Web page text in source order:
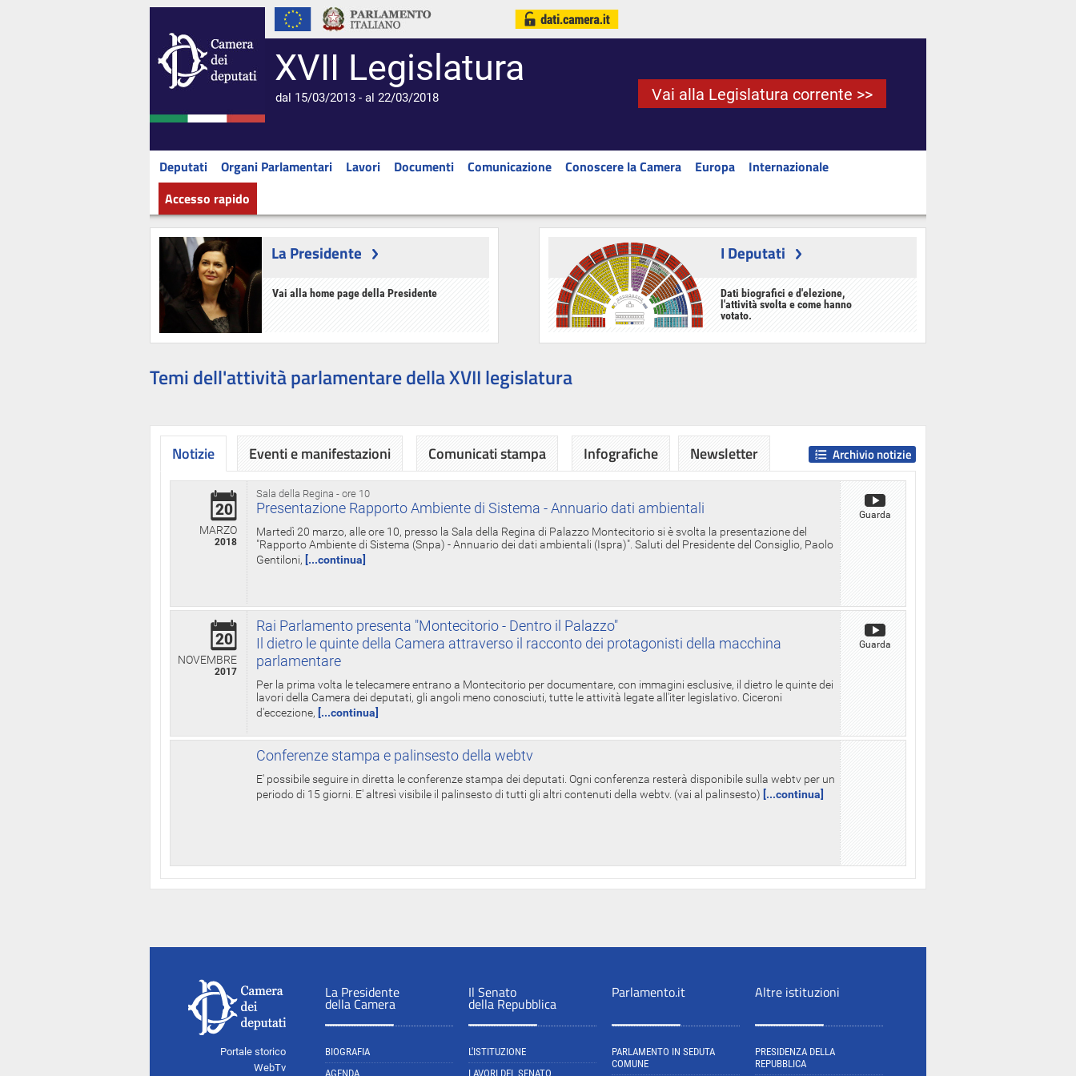
XVII Legislatura
dal 15/03/2013 - al 22/03/2018 Vai alla Legislatura corrente >>
Deputati Organi Parlamentari Lavori Documenti Comunicazione Conoscere la Camera Europa
Internazionale
Accesso rapido
La Presidente
Vai alla home page della Presidente
I Deputati
Dati biografici e d'elezione,
l'attività svolta e come hanno
votato.
Temi dell'attività parlamentare della XVII legislatura
Notizie
Sala della Regina - ore 10
20
MARZO
2018
Presentazione Rapporto Ambiente di Sistema - Annuario dati ambientali
Martedì 20 marzo, alle ore 10, presso la Sala della Regina di Palazzo Montecitorio si è svolta la presentazione del
"Rapporto Ambiente di Sistema (Snpa) - Annuario dei dati ambientali (Ispra)". Saluti del Presidente del Consiglio, Paolo
Gentiloni, [...continua]
Guarda
20
NOVEMBRE
2017
Rai Parlamento presenta "Montecitorio - Dentro il Palazzo"
Il dietro le quinte della Camera attraverso il racconto dei protagonisti della macchina
parlamentare
Per la prima volta le telecamere entrano a Montecitorio per documentare, con immagini esclusive, il dietro le quinte dei
lavori della Camera dei deputati, gli angoli meno conosciuti, tutte le attività legate all'iter legislativo. Ciceroni
d'eccezione, [...continua]
Guarda
Conferenze stampa e palinsesto della webtv
E' possibile seguire in diretta le conferenze stampa dei deputati. Ogni conferenza resterà disponibile sulla webtv per un
periodo di 15 giorni. E' altresì visibile il palinsesto di tutti gli altri contenuti della webtv. (vai al palinsesto) [...continua]
Archivio notizie
Eventi e manifestazioni Comunicati stampa Infografiche Newsletter
Portale storico
WebTv
La Presidente
della Camera
BIOGRAFIA
AGENDA
Il Senato
della Repubblica
L'ISTITUZIONE
LAVORI DEL SENATO
Parlamento.it
PARLAMENTO IN SEDUTA
COMUNE
Altre istituzioni
PRESIDENZA DELLA
REPUBBLICA